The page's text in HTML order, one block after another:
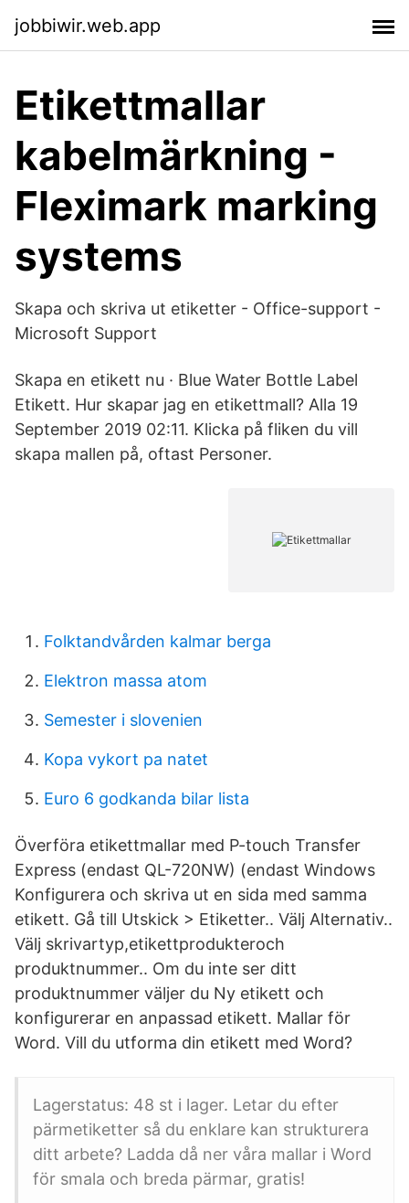
jobbiwir.web.app
Etikettmallar
kabelmärkning -
Fleximark marking
systems
Skapa och skriva ut etiketter - Office-support -
Microsoft Support
Skapa en etikett nu · Blue Water Bottle Label
Etikett. Hur skapar jag en etikettmall? Alla 19
September 2019 02:11. Klicka på fliken du vill
skapa mallen på, oftast Personer.
Folktandvården kalmar berga
Elektron massa atom
Semester i slovenien
Kopa vykort pa natet
Euro 6 godkanda bilar lista
Överföra etikettmallar med P-touch Transfer
Express (endast QL-720NW) (endast Windows
Konfigurera och skriva ut en sida med samma
etikett. Gå till Utskick > Etiketter.. Välj Alternativ..
Välj skrivartyp,etikettprodukteroch
produktnummer.. Om du inte ser ditt
produktnummer väljer du Ny etikett och
konfigurerar en anpassad etikett. Mallar för
Word. Vill du utforma din etikett med Word?
Lagerstatus: 48 st i lager. Letar du efter
pärmetiketter så du enklare kan strukturera
ditt arbete? Ladda då ner våra mallar i Word
för smala och breda pärmar, gratis!